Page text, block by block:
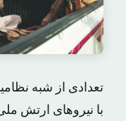
تعدادی از شبه
با نیروهای ارتش